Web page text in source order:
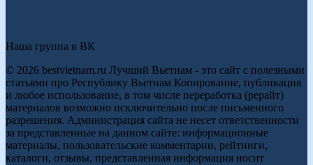
Наша группа в ВК
© 2026 bestvietnam.ru Лучший Вьетнам - это сайт с полезными
статьями про Республику Вьетнам Копирование, публикация
и любое использование, в том числе переработка (рерайт)
материалов возможно исключительно после письменного
разрешения. Администрация сайта не несет ответственности
за представленные на данном сайте: информационные
материалы, пользовательские комментарии, рейтинги,
каталоги, отзывы, представленная информация носит